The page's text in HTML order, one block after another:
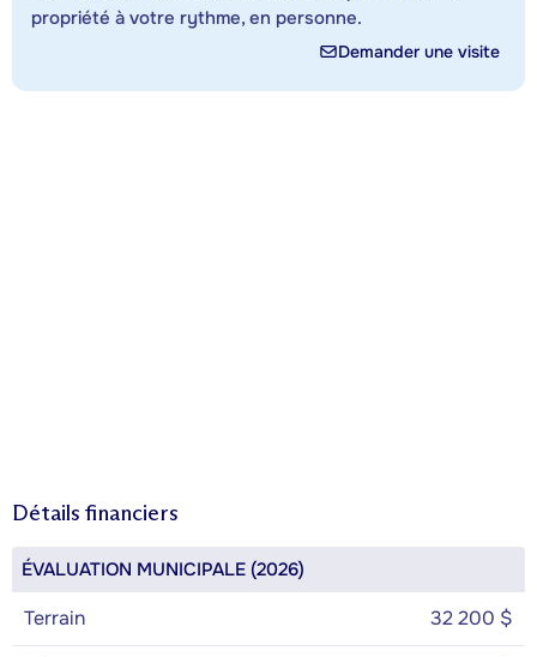
propriété à votre rythme, en personne.
Demander une visite
Détails financiers
ÉVALUATION MUNICIPALE (2026)
Terrain 32 200 $